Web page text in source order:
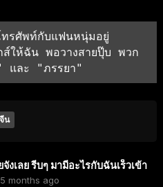
ทรศัพท์กับแฟนหนุ่มอยู่
ส์ให้ฉัน พอวางสายปุ๊บ พวก
" และ "ภรรยา"
น
งเลย รีบๆ มามีอะไรกับฉันเร็วเข้า
5 months ago